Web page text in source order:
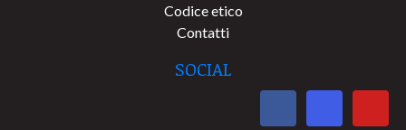
Codice etico
Contatti
SOCIAL